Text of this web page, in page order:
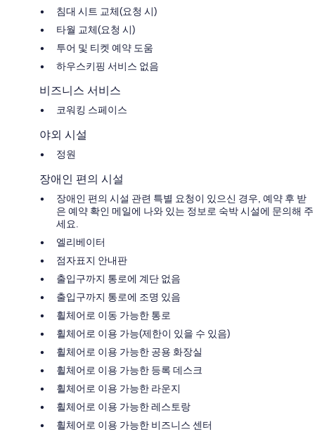
침대 시트 교체(요청 시)
타월 교체(요청 시)
투어 및 티켓 예약 도움
하우스키핑 서비스 없음
비즈니스 서비스
코워킹 스페이스
야외 시설
정원
장애인 편의 시설
장애인 편의 시설 관련 특별 요청이 있으신 경우, 예약 후 받
은 예약 확인 메일에 나와 있는 정보로 숙박 시설에 문의해 주
세요.
엘리베이터
점자표지 안내판
출입구까지 통로에 계단 없음
출입구까지 통로에 조명 있음
휠체어로 이동 가능한 통로
휠체어로 이용 가능(제한이 있을 수 있음)
휠체어로 이용 가능한 공용 화장실
휠체어로 이용 가능한 등록 데스크
휠체어로 이용 가능한 라운지
휠체어로 이용 가능한 레스토랑
휠체어로 이용 가능한 비즈니스 센터